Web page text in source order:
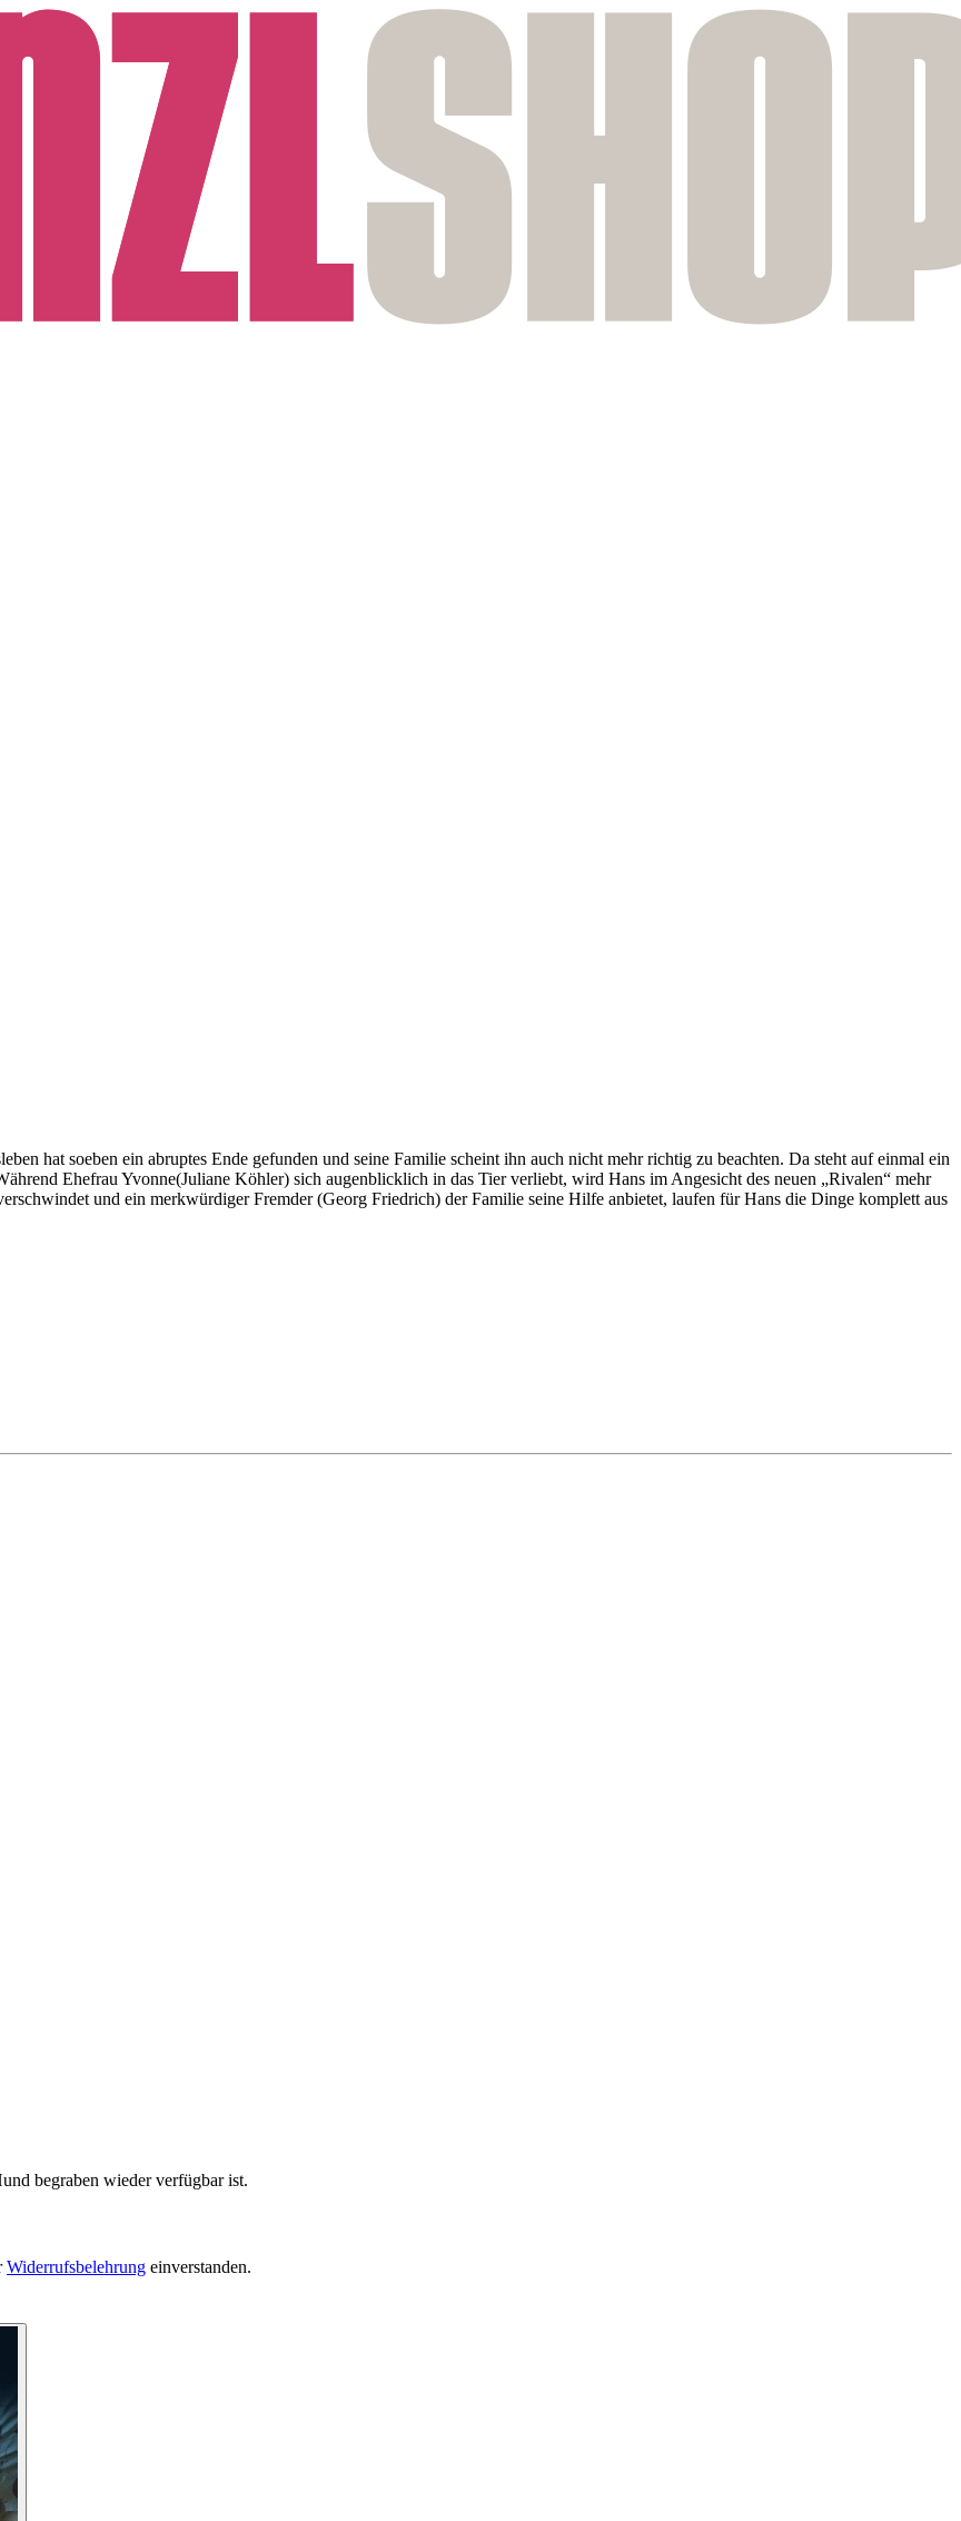
hat soeben ein abruptes Ende gefunden und seine Familie scheint ihn auch nicht mehr richtig zu beachten. Da steht auf einmal ein
Ehefrau Yvonne(Juliane Köhler) sich augenblicklich in das Tier verliebt, wird Hans im Angesicht des neuen „Rivalen“ mehr
und ein merkwürdiger Fremder (Georg Friedrich) der Familie seine Hilfe anbietet, laufen für Hans die Dinge komplett aus
begraben wieder verfügbar ist.
Widerrufsbelehrung einverstanden.